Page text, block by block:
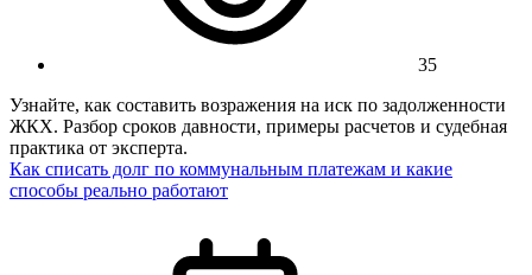
35
Узнайте, как составить возражения на иск по задолженности
ЖКХ. Разбор сроков давности, примеры расчетов и судебная
практика от эксперта.
Как списать долг по коммунальным платежам и какие
способы реально работают